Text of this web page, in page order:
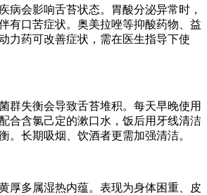
病会影响舌苔状态。胃酸分泌异常时，
有口苦症状。奥美拉唑等抑酸药物、益
力药可改善症状，需在医生指导下使
群失衡会导致舌苔堆积。每天早晚使用
合含氯己定的漱口水，饭后用牙线清洁
。长期吸烟、饮酒者更需加强清洁。
厚多属湿热内蕴。表现为身体困重、皮